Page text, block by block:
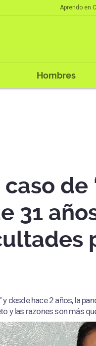
Aprendo en
Hombres
de
31
y desde hace 2 años, la
y las razones son más